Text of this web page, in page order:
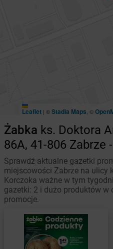
Leaflet | ©Stadia Maps , ©
Żabka ks. Doktora
86A, 41-806 Zabrze
Sprawdź aktualne gazetki
miejscowości Zabrze na ulicy
Korczoka ważne w tym
gazetki: 2 i dużo produktów w
promocje.